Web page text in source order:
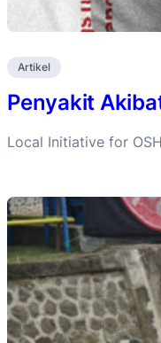
Artikel
Penyakit
Local Initiative for